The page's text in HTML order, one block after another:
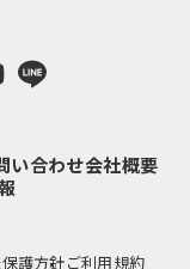
LINE
い合わせ会社概要
護方針 ご利用規約